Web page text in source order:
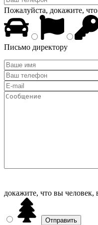
Пожалуйста, докажите,
Письмо директору
докажите, что вы человек,